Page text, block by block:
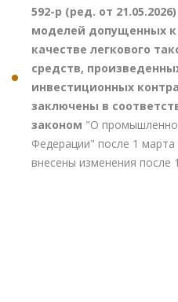
592-р (ред. от
моделей допущенных к
качестве легкового
средств,
инвестиционных
заключены в
законом "О
Федерации" после 1
внесены изменения после